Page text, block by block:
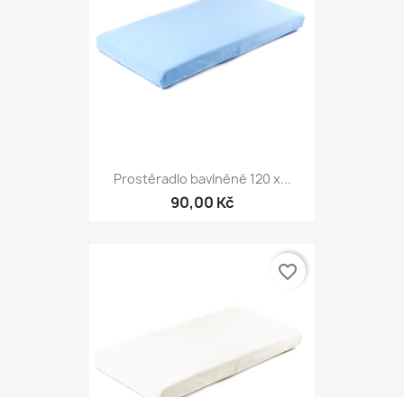
Prostěradlo bavlněné 120 x...
90,00 Kč
favorite_border